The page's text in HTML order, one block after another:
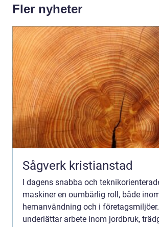
Fler nyheter
Sågverk kristianstad
I dagens snabba och
maskiner en oumbärlig roll, både
hemanvändning och i
underlättar arbete inom jordbruk,